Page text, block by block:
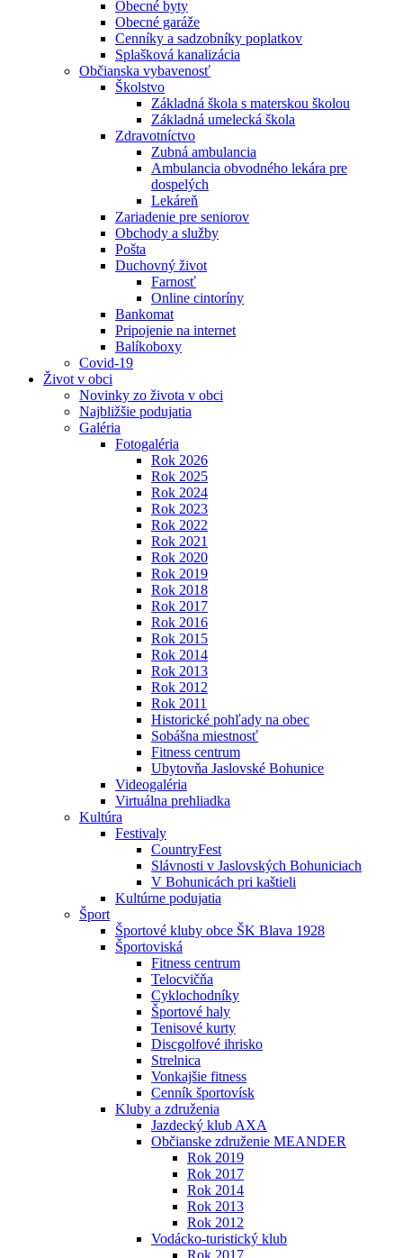
Obecné byty
Obecné garáže
Cenníky a sadzobníky poplatkov
Splašková kanalizácia
Občianska vybavenosť
Školstvo
Základná škola s materskou školou
Základná umelecká škola
Zdravotníctvo
Zubná ambulancia
Ambulancia obvodného lekára pre
dospelých
Lekáreň
Zariadenie pre seniorov
Obchody a služby
Pošta
Duchovný život
Farnosť
Online cintoríny
Bankomat
Pripojenie na internet
Balíkoboxy
Covid-19
Život v obci
Novinky zo života v obci
Najbližšie podujatia
Galéria
Fotogaléria
Rok 2026
Rok 2025
Rok 2024
Rok 2023
Rok 2022
Rok 2021
Rok 2020
Rok 2019
Rok 2018
Rok 2017
Rok 2016
Rok 2015
Rok 2014
Rok 2013
Rok 2012
Rok 2011
Historické pohľady na obec
Sobášna miestnosť
Fitness centrum
Ubytovňa Jaslovské Bohunice
Videogaléria
Virtuálna prehliadka
Kultúra
Festivaly
CountryFest
Slávnosti v Jaslovských Bohuniciach
V Bohunicách pri kaštieli
Kultúrne podujatia
Šport
Športové kluby obce ŠK Blava 1928
Športoviská
Fitness centrum
Telocvičňa
Cyklochodníky
Športové haly
Tenisové kurty
Discgolfové ihrisko
Strelnica
Vonkajšie fitness
Cenník športovísk
Kluby a združenia
Jazdecký klub AXA
Občianske združenie MEANDER
Rok 2019
Rok 2017
Rok 2014
Rok 2013
Rok 2012
Vodácko-turistický klub
Rok 2017